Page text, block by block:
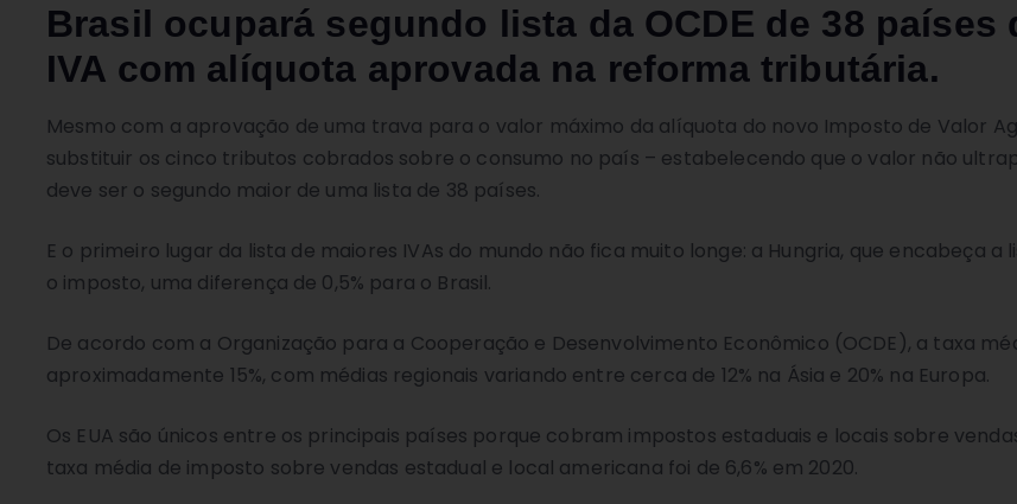
Brasil ocupará segundo lista da OCDE de 38 países
IVA com alíquota aprovada na reforma tributária.
Mesmo com a aprovação de uma trava para o valor máximo da alíquota do novo Imposto de Valor
substituir os cinco tributos cobrados sobre o consumo no país – estabelecendo que o valor não
deve ser o segundo maior de uma lista de 38 países.
E o primeiro lugar da lista de maiores IVAs do mundo não fica muito longe: a Hungria, que encabeça a
o imposto, uma diferença de 0,5% para o Brasil.
De acordo com a Organização para a Cooperação e Desenvolvimento Econômico (OCDE), a taxa
aproximadamente 15%, com médias regionais variando entre cerca de 12% na Ásia e 20% na Europa.
Os EUA são únicos entre os principais países porque cobram impostos estaduais e locais sobre
taxa média de imposto sobre vendas estadual e local americana foi de 6,6% em 2020.